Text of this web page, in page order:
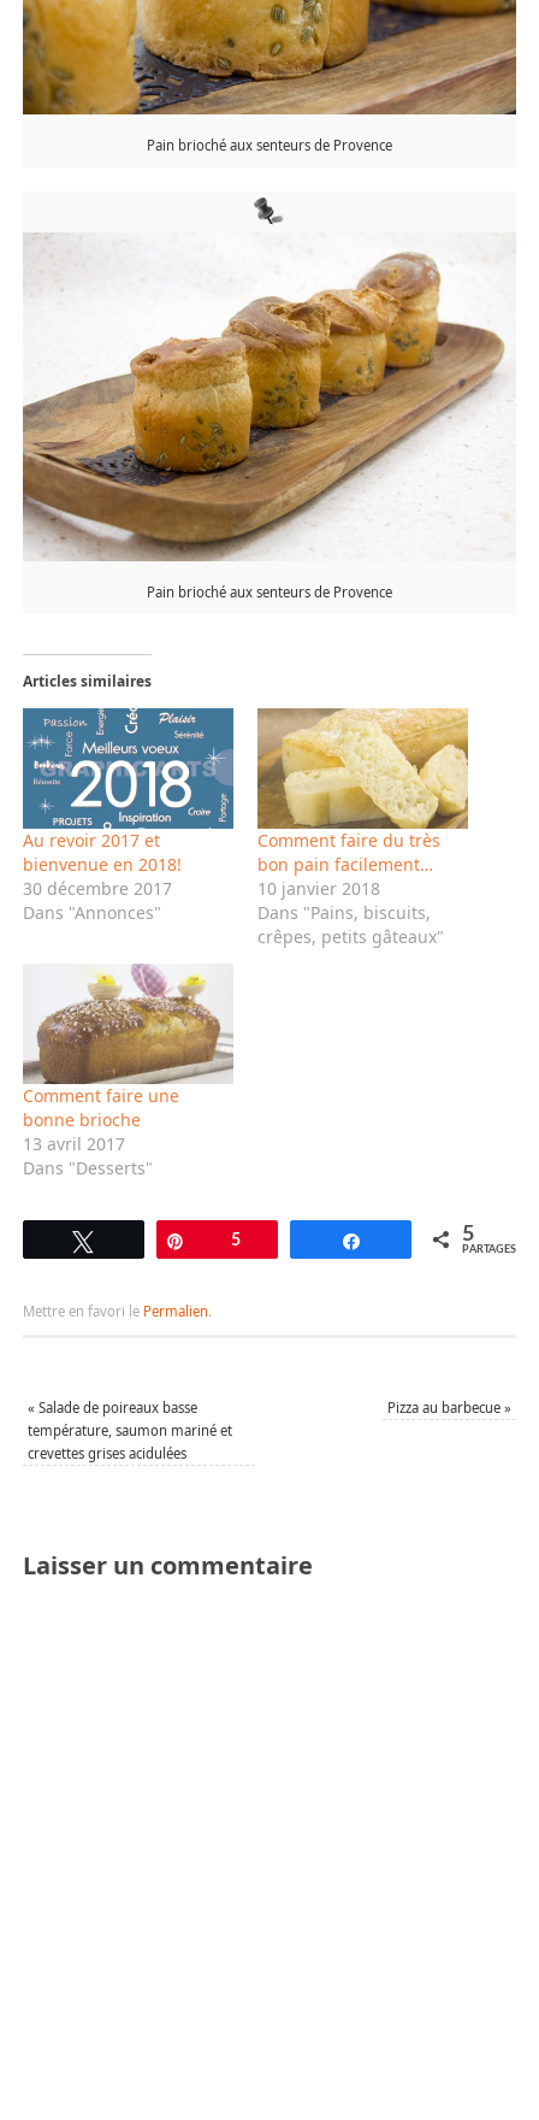
Pain brioché aux senteurs de Provence
Pain brioché aux senteurs de Provence
Articles similaires
Au revoir 2017 et
bienvenue en 2018!
30 décembre 2017
Dans "Annonces"
Comment faire du très
bon pain facilement…
10 janvier 2018
Dans "Pains, biscuits,
crêpes, petits gâteaux"
Comment faire une
bonne brioche
13 avril 2017
Dans "Desserts"
Tweetez Épingle
5 Partagez 5
PARTAGES
Mettre en favori le Permalien.
« Salade de poireaux basse
température, saumon mariné et
crevettes grises acidulées
Pizza au barbecue»
Laisser un commentaire